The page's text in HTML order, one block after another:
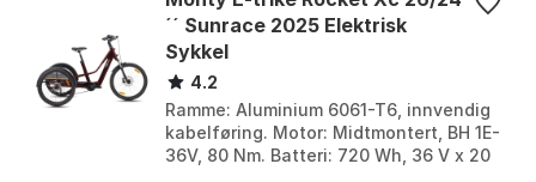
´´ Sunrace 2025 Elektrisk
Sykkel
4.2
Ramme: Aluminium 6061-T6, innvendig
kabelføring. Motor: Midtmontert, BH 1E-
36V, 80 Nm. Batteri: 720 Wh, 36 V x 20